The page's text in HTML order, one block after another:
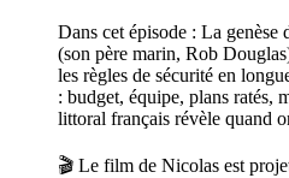
Dans cet épisode : La genèse
(son père marin, Rob
les règles de sécurité en
: budget, équipe, plans ratés,
littoral français révèle quand
🎬 Le film de Nicolas est